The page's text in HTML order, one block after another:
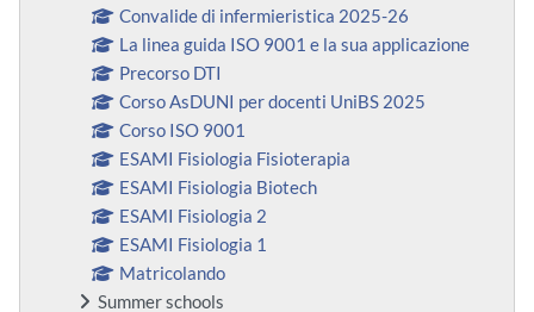
Convalide di infermieristica 2025-26
La linea guida ISO 9001 e la sua applicazione
Precorso DTI
Corso AsDUNI per docenti UniBS 2025
Corso ISO 9001
ESAMI Fisiologia Fisioterapia
ESAMI Fisiologia Biotech
ESAMI Fisiologia 2
ESAMI Fisiologia 1
Matricolando
Summer schools